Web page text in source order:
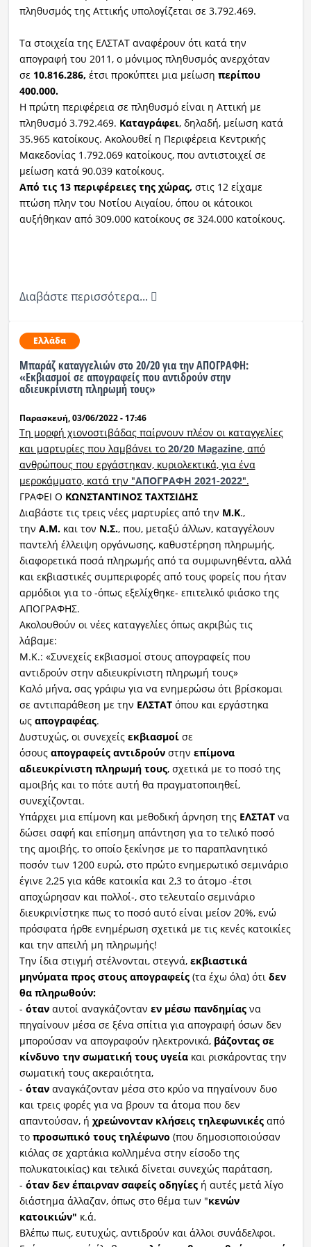
πληθυσμός της Αττικής υπολογίζεται σε 3.792.469.
Τα στοιχεία της ΕΛΣΤΑΤ αναφέρουν ότι κατά την
απογραφή του 2011, ο μόνιμος πληθυσμός ανερχόταν
σε 10.816.286, έτσι προκύπτει μια μείωση περίπου
400.000.
Η πρώτη περιφέρεια σε πληθυσμό είναι η Αττική με
πληθυσμό 3.792.469. Καταγράφει, δηλαδή, μείωση κατά
35.965 κατοίκους. Ακολουθεί η Περιφέρεια Κεντρικής
Μακεδονίας 1.792.069 κατοίκους, που αντιστοιχεί σε
μείωση κατά 90.039 κατοίκους.
Από τις 13 περιφέρειες της χώρας, στις 12 είχαμε
πτώση πλην του Νοτίου Αιγαίου, όπου οι κάτοικοι
αυξήθηκαν από 309.000 κατοίκους σε 324.000 κατοίκους.
Διαβάστε περισσότερα...
Ελλάδα
Μπαράζ καταγγελιών στο 20/20 για την ΑΠΟΓΡΑΦΗ:
«Εκβιασμοί σε απογραφείς που αντιδρούν στην
αδιευκρίνιστη πληρωμή τους»
Παρασκευή, 03/06/2022 - 17:46
Τη μορφή χιονοστιβάδας παίρνουν πλέον οι καταγγελίες
και μαρτυρίες που λαμβάνει το 20/20 Magazine, από
ανθρώπους που εργάστηκαν, κυριολεκτικά, για ένα
μεροκάμματο, κατά την "ΑΠΟΓΡΑΦΗ 2021-2022".
ΓΡΑΦΕΙ Ο ΚΩΝΣΤΑΝΤΙΝΟΣ ΤΑΧΤΣΙΔΗΣ
Διαβάστε τις τρεις νέες μαρτυρίες από την Μ.Κ.,
την Α.Μ.και τον Ν.Σ., που, μεταξύ άλλων, καταγγέλουν
παντελή έλλειψη οργάνωσης, καθυστέρηση πληρωμής,
διαφορετικά ποσά πληρωμής από τα συμφωνηθέντα, αλλά
και εκβιαστικές συμπεριφορές από τους φορείς που ήταν
αρμόδιοι για το -όπως εξελίχθηκε- επιτελικό φιάσκο της
ΑΠΟΓΡΑΦΗΣ.
Ακολουθούν οι νέες καταγγελίες όπως ακριβώς τις
λάβαμε:
Μ.Κ.: «Συνεχείς εκβιασμοί στους απογραφείς που
αντιδρούν στην αδιευκρίνιστη πληρωμή τους»
Καλό μήνα, σας γράφω για να ενημερώσω ότι βρίσκομαι
σε αντιπαράθεση με την ΕΛΣΤΑΤόπου και εργάστηκα
ως απογραφέας.
Δυστυχώς, οι συνεχείς εκβιασμοί σε
όσους απογραφείς αντιδρούνστην επίμονα
αδιευκρίνιστη πληρωμή τους, σχετικά με το ποσό της
αμοιβής και το πότε αυτή θα πραγματοποιηθεί,
συνεχίζονται.
Υπάρχει μια επίμονη και μεθοδική άρνηση της ΕΛΣΤΑΤνα
δώσει σαφή και επίσημη απάντηση για το τελικό ποσό
της αμοιβής, το οποίο ξεκίνησε με το παραπλανητικό
ποσόν των 1200 ευρώ, στο πρώτο ενημερωτικό σεμινάριο
έγινε 2,25 για κάθε κατοικία και 2,3 το άτομο -έτσι
αποχώρησαν και πολλοί-, στο τελευταίο σεμινάριο
διευκρινίστηκε πως το ποσό αυτό είναι μείον 20%, ενώ
πρόσφατα ήρθε ενημέρωση σχετικά με τις κενές κατοικίες
και την απειλή μη πληρωμής!
Την ίδια στιγμή στέλνονται, στεγνά, εκβιαστικά
μηνύματα προς στους απογραφείς(τα έχω όλα) ότι δεν
θα πληρωθούν:
- όταναυτοί αναγκάζονταν εν μέσω πανδημίαςνα
πηγαίνουν μέσα σε ξένα σπίτια για απογραφή όσων δεν
μπορούσαν να απογραφούν ηλεκτρονικά, βάζοντας σε
κίνδυνο την σωματική τους υγείακαι ρισκάροντας την
σωματική τους ακεραιότητα,
- όταναναγκάζονταν μέσα στο κρύο να πηγαίνουν δυο
και τρεις φορές για να βρουν τα άτομα που δεν
απαντούσαν, ή χρεώνονταν κλήσεις τηλεφωνικέςαπό
το προσωπικό τους τηλέφωνο (που δημοσιοποιούσαν
κιόλας σε χαρτάκια κολλημένα στην είσοδο της
πολυκατοικίας) και τελικά δίνεται συνεχώς παράταση,
- όταν δεν έπαιρναν σαφείς οδηγίεςή αυτές μετά λίγο
διάστημα άλλαζαν, όπως στο θέμα των "κενών
κατοικιών" κ.ά.
Βλέπω πως, ευτυχώς, αντιδρούν και άλλοι συνάδελφοι.